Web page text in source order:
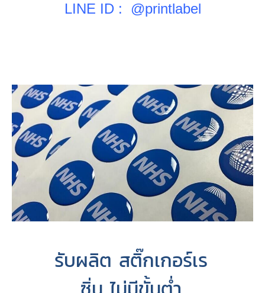
LINE ID : @printlabel
รับผลิต สติ๊กเกอร์เร